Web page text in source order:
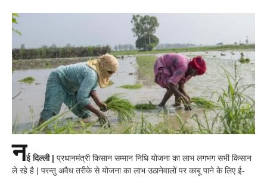
नई दिल्ली | प्रधानमंत्री किसान सम्मान निधि योजना का लाभ लगभग सभी किसान
ले रहे है | परन्तु अवैध तरीके से योजना का लाभ उठानेवालों पर काबू पाने के लिए ई-